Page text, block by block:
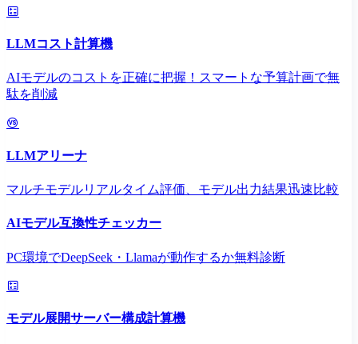
LLMコスト計算機
AIモデルのコストを正確に把握！スマートな予算計画で無
駄を削減
LLMアリーナ
マルチモデルリアルタイム評価、モデル出力結果迅速比較
AIモデル互換性チェッカー
PC環境でDeepSeek・Llamaが動作するか無料診断
モデル展開サーバー構成計算機